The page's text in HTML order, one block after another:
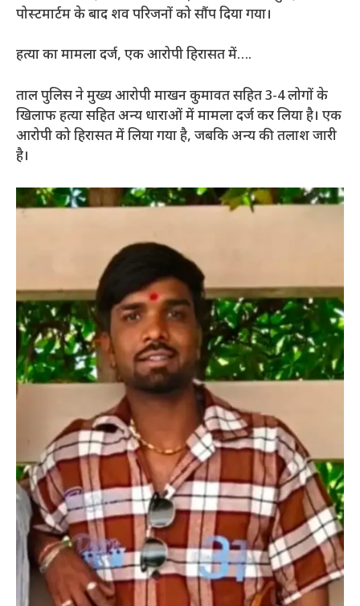
पोस्टमार्टम के बाद शव परिजनों को सौंप दिया गया।
हत्या का मामला दर्ज, एक आरोपी हिरासत में….
ताल पुलिस ने मुख्य आरोपी माखन कुमावत सहित 3-4 लोगों के
खिलाफ हत्या सहित अन्य धाराओं में मामला दर्ज कर लिया है। एक
आरोपी को हिरासत में लिया गया है, जबकि अन्य की तलाश जारी
है।